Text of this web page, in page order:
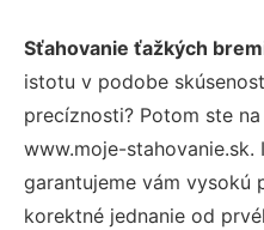
Sťahovanie ťažkých
istotu v podobe
precíznosti? Potom ste
www.moje-stahovanie.sk.
garantujeme vám vysokú
korektné jednanie od